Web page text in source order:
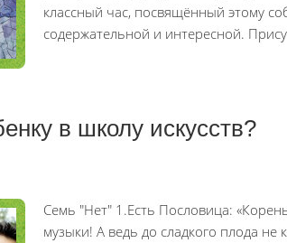
классный час, посвящённый этому
содержательной и интересной.
в школу искусств?
Семь "Нет" 1.Есть Пословица:
музыки! А ведь до сладкого плода